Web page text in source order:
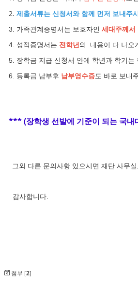
2. 제출서류는 신청서와 함께 먼저 보내주
3. 가족관계증명서는 보호자인 세대주께서
4. 성적증명서는 전학년의 내용이 다 나오
5. 장학금 지급 신청서 안에 학년과 학기
6. 등록금 납부후 납부영수증도 바로 보내
*** (장학생 선발에 기준이 되는 국
그외 다른 문의사항 있으시면 재단 사무
감사합니다.
첨부 [2]